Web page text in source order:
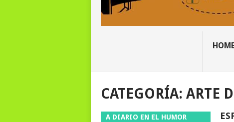
CATEGORÍA: ARTE
A DIARIO EN EL HUMOR